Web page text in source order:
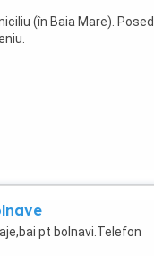
(în Baia Mare). Posed
pt bolnavi.Telefon